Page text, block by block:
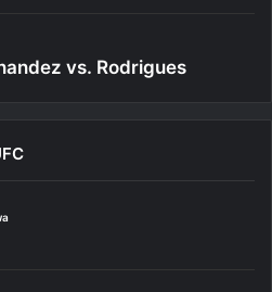
vs. Rodrigues